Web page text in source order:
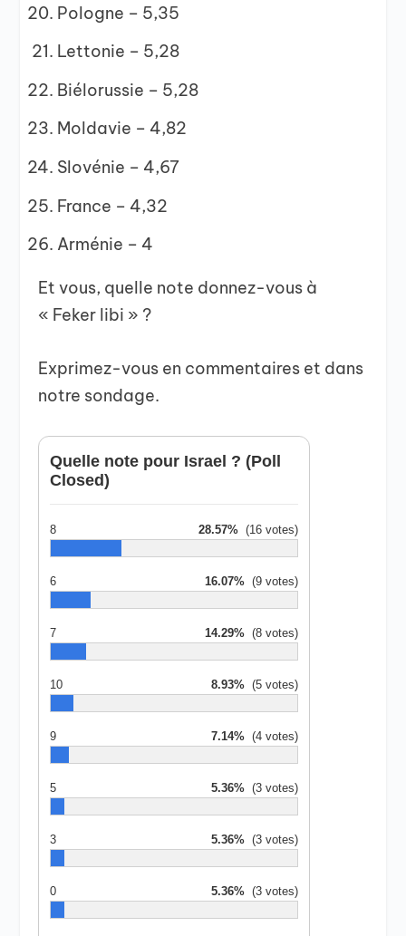
Pologne – 5,35
Lettonie – 5,28
Biélorussie – 5,28
Moldavie – 4,82
Slovénie – 4,67
France – 4,32
Arménie – 4
Et vous, quelle note donnez-vous à
« Feker libi » ?
Exprimez-vous en commentaires et dans
notre sondage.
Quelle note pour Israel ? (Poll
Closed)
8 28.57% (16 votes)
6 16.07% (9 votes)
7 14.29% (8 votes)
10 8.93% (5 votes)
9 7.14% (4 votes)
5 5.36% (3 votes)
3 5.36% (3 votes)
0 5.36% (3 votes)